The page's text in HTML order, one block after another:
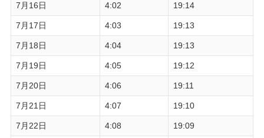
7月16日 4:02 19:14
7月17日 4:03 19:13
7月18日 4:04 19:13
7月19日 4:05 19:12
7月20日 4:06 19:11
7月21日 4:07 19:10
7月22日 4:08 19:09